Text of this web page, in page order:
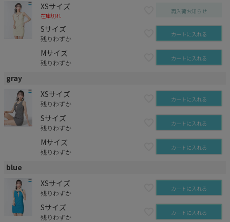
XSサイズ
在庫切れ
再入荷お知らせ
Sサイズ
残りわずか カートに入れる
Mサイズ
残りわずか カートに入れる
gray
XSサイズ
残りわずか カートに入れる
Sサイズ
残りわずか カートに入れる
Mサイズ
残りわずか カートに入れる
blue
XSサイズ
残りわずか カートに入れる
Sサイズ
残りわずか カートに入れる